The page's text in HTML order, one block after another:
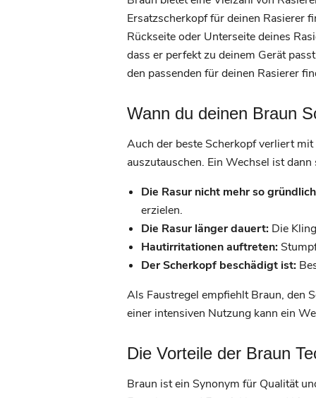
Ersatzscherkopf für deinen Rasierer
Rückseite oder Unterseite deines
dass er perfekt zu deinem Gerät
den passenden für deinen Rasierer
Wann du deinen Braun
Auch der beste Scherkopf verliert
auszutauschen. Ein Wechsel ist
Die Rasur nicht mehr so
erzielen.
Die Rasur länger dauert: Die
Hautirritationen auftreten:
Der Scherkopf beschädigt ist:
Als Faustregel empfiehlt Braun, den
einer intensiven Nutzung kann ein
Die Vorteile der Braun
Braun ist ein Synonym für Qualität